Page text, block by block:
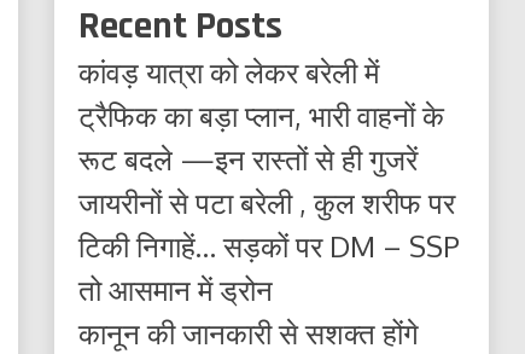
Recent Posts
कांवड़ यात्रा को लेकर बरेली में
ट्रैफिक का बड़ा प्लान, भारी वाहनों के
रूट बदले —इन रास्तों से ही गुजरें
जायरीनों से पटा बरेली , कुल शरीफ पर
टिकी निगाहें… सड़कों पर DM – SSP
तो आसमान में ड्रोन
कानून की जानकारी से सशक्त होंगे